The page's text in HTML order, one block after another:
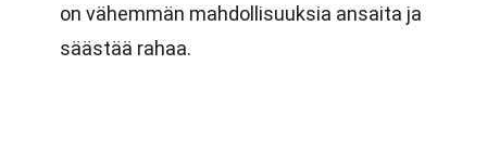
on vähemmän mahdollisuuksia ansaita ja
säästää rahaa.